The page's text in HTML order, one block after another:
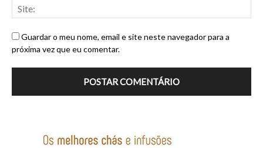
Guardar o meu nome, email e site neste navegador para a
próxima vez que eu comentar.